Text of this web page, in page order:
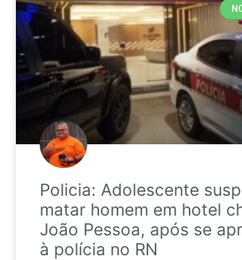
Policia: Adolescente
matar homem em hotel
João Pessoa, após se
à polícia no RN